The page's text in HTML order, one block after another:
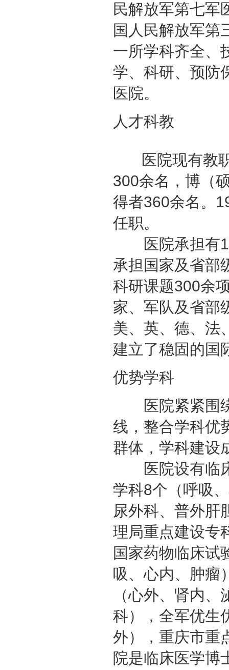
民解放军第七军
国人民解放军第
一所学科齐全、
学、科研、预防
医院。
人才科教
医院现有教职
300余名，博（
得者360余名。
任职。
医院承担有10
承担国家及省部
科研课题300余
家、军队及省部
美、英、德、法
建立了稳固的国
优势学科
医院紧紧围绕
线，整合学科优
群体，学科建设
医院设有临床
学科8个（呼吸
尿外科、普外肝
理局重点建设专
国家药物临床试
吸、心内、肿瘤
（心外、肾内
科），全军优生
外），重庆市重
院是临床医学博